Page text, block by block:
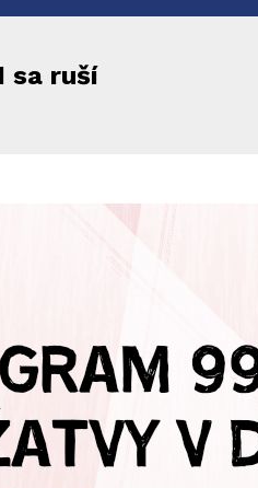
sa ruší